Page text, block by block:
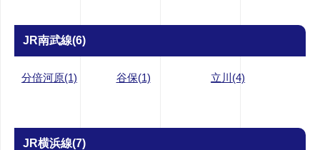
JR南武線(6)
分倍河原(1) 谷保(1) 立川(4)
JR横浜線(7)